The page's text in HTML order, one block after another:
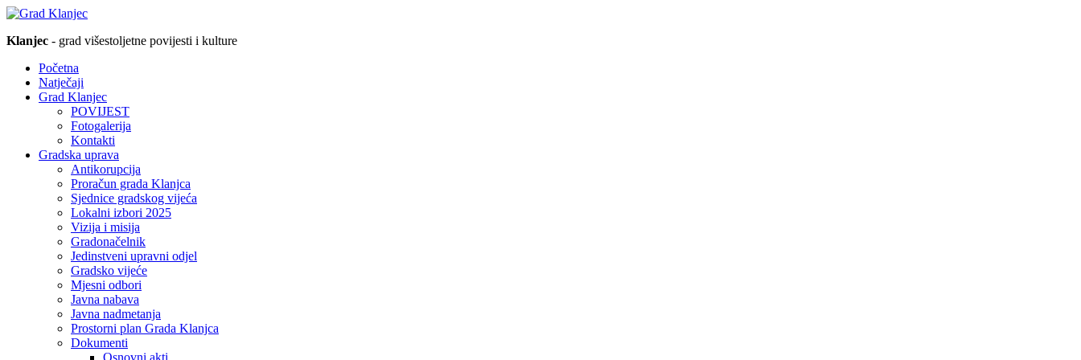
Klanjec - grad višestoljetne povijesti i kulture
Početna
Natječaji
Grad Klanjec
POVIJEST
Fotogalerija
Kontakti
Gradska uprava
Antikorupcija
Proračun grada Klanjca
Sjednice gradskog vijeća
Lokalni izbori 2025
Vizija i misija
Gradonačelnik
Jedinstveni upravni odjel
Gradsko vijeće
Mjesni odbori
Javna nabava
Javna nadmetanja
Prostorni plan Grada Klanjca
Dokumenti
Osnovni akti